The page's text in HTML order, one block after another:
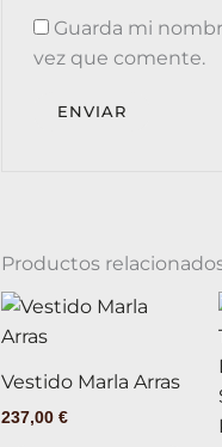
Guarda mi
vez que comente.
Productos
Vestido Marla Arras
237,00 €